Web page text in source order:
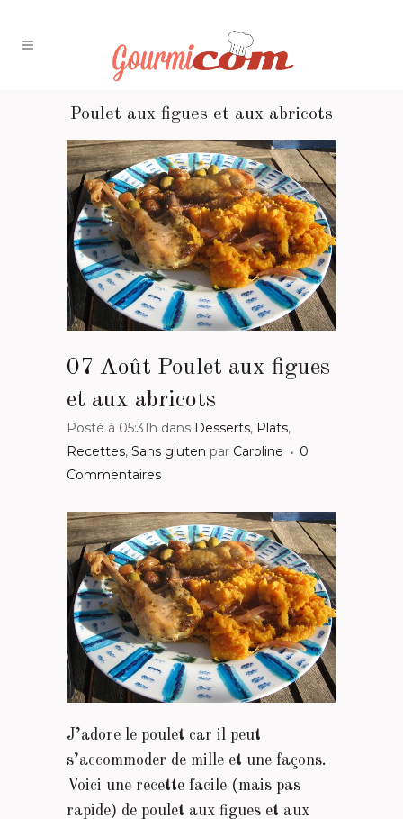
Poulet aux figues et aux abricots
07 Août Poulet aux figues
et aux abricots
Posté à 05:31h dans Desserts, Plats,
Recettes, Sans gluten par Caroline
0
Commentaires
J’adore le poulet car il peut
s’accommoder de mille et une façons.
Voici une recette facile (mais pas
rapide) de poulet aux figues et aux